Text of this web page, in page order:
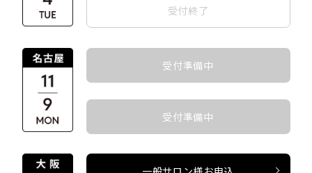
受付終了
受付準備中
受付準備中